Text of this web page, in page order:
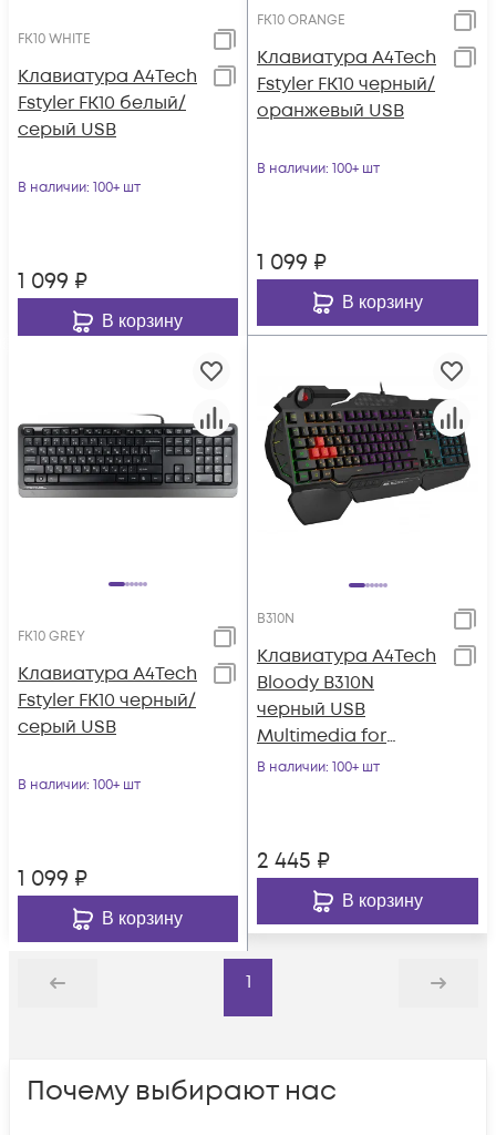
FK10 WHITE
Клавиатура A4Tech
Fstyler FK10 белый/
серый USB
В наличии: 100+ шт
1 099 ₽
В корзину
FK10 ORANGE
Клавиатура A4Tech
Fstyler FK10 черный/
оранжевый USB
В наличии: 100+ шт
1 099 ₽
В корзину
FK10 GREY
Клавиатура A4Tech
Fstyler FK10 черный/
серый USB
В наличии: 100+ шт
1 099 ₽
В корзину
B310N
Клавиатура A4Tech
Bloody B310N
черный USB
Multimedia for
gamer LED
В наличии: 100+ шт
2 445 ₽
В корзину
Назад
1
Дальше
Почему выбирают нас